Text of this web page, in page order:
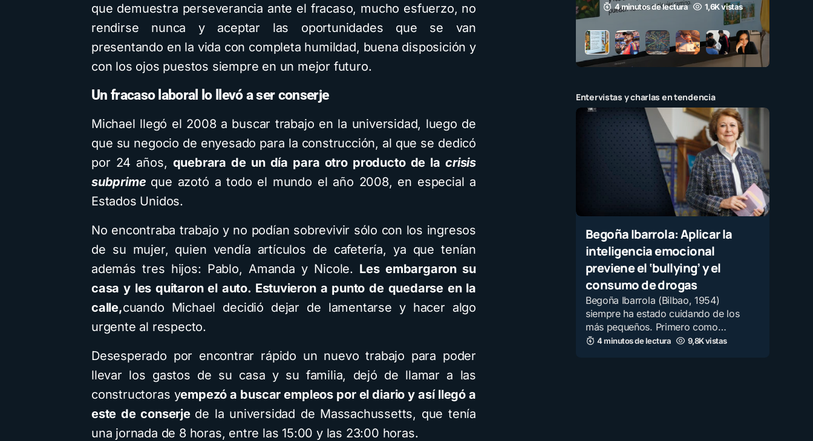
que demuestra perseverancia ante el fracaso, mucho esfuerzo, no
rendirse nunca y aceptar las oportunidades que se van
presentando en la vida con completa humildad, buena disposición y
con los ojos puestos siempre en un mejor futuro.
Un fracaso laboral lo llevó a ser conserje
Michael llegó el 2008 a buscar trabajo en la universidad, luego de
que su negocio de enyesado para la construcción, al que se dedicó
por 24 años, quebrara de un día para otro producto de lacrisis
subprime que azotó a todo el mundo el año 2008, en especial a
Estados Unidos.
No encontraba trabajo y no podían sobrevivir sólo con los ingresos
de su mujer, quien vendía artículos de cafetería, ya que tenían
además tres hijos: Pablo, Amanda y Nicole. Les embargaron su
casa y les quitaron el auto. Estuvieron a punto de quedarse en la
calle,cuando Michael decidió dejar de lamentarse y hacer algo
urgente al respecto.
Desesperado por encontrar rápido un nuevo trabajo para poder
llevar los gastos de su casa y su familia, dejó de llamar a las
constructoras yempezó a buscar empleos por el diario y así llegó a
este de conserje de la universidad de Massachussetts, que tenía
una jornada de 8 horas, entre las 15:00 y las 23:00 horas.
4 minutos de lectura 1,6K vistas
Entervistas y charlas en tendencia
Begoña Ibarrola: Aplicar la
inteligencia emocional
previene el ‘bullying’ y el
consumo de drogas
Begoña Ibarrola (Bilbao, 1954)
siempre ha estado cuidando de los
más pequeños. Primero como…
4 minutos de lectura 9,8K vistas